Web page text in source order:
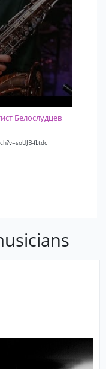
Белослудцев
fLtdc